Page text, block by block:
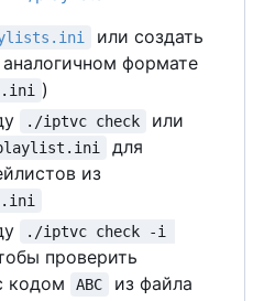
или создать
формате
)
./iptvc check или
для
из
./iptvc check -i
проверить
кодом
ABC из файла